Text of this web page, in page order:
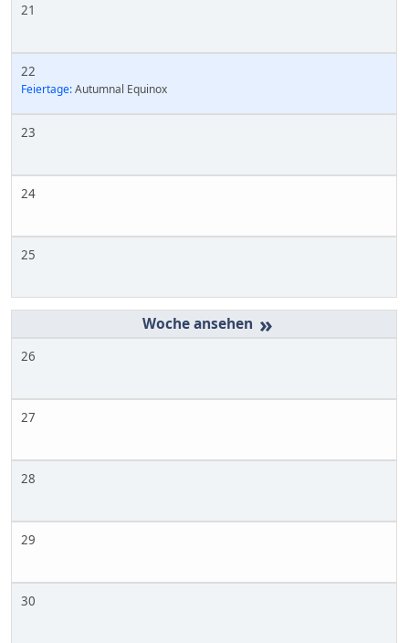
21
22
Feiertage:Autumnal Equinox
23
24
25
»
26
27
28
29
30